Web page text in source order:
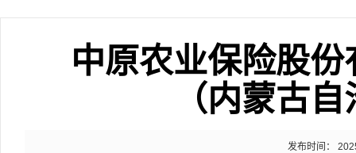
中原农业保险股
（内蒙古
发布时间：